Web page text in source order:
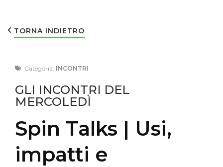
TORNA INDIETRO
Categoria: INCONTRI
GLI INCONTRI DEL
MERCOLEDÌ
Spin Talks | Usi,
impatti e